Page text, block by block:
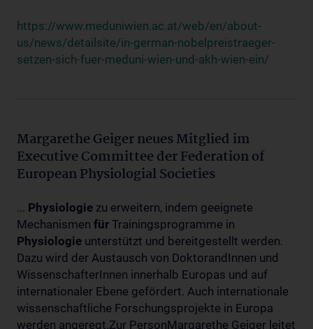
https://www.meduniwien.ac.at/web/en/about-
us/news/detailsite/in-german-nobelpreistraeger-
setzen-sich-fuer-meduni-wien-und-akh-wien-ein/
Margarethe Geiger neues Mitglied im
Executive Committee der Federation of
European Physiologial Societies
... Physiologie zu erweitern, indem geeignete
Mechanismen für Trainingsprogramme in
Physiologie unterstützt und bereitgestellt werden.
Dazu wird der Austausch von DoktorandInnen und
WissenschafterInnen innerhalb Europas und auf
internationaler Ebene gefördert. Auch internationale
wissenschaftliche Forschungsprojekte in Europa
werden angeregt.Zur PersonMargarethe Geiger leitet